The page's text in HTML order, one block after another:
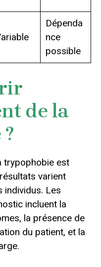
Dépenda
nce
possible
de la
trypophobie est
varient
individus. Les
incluent la
la présence de
du patient, et la